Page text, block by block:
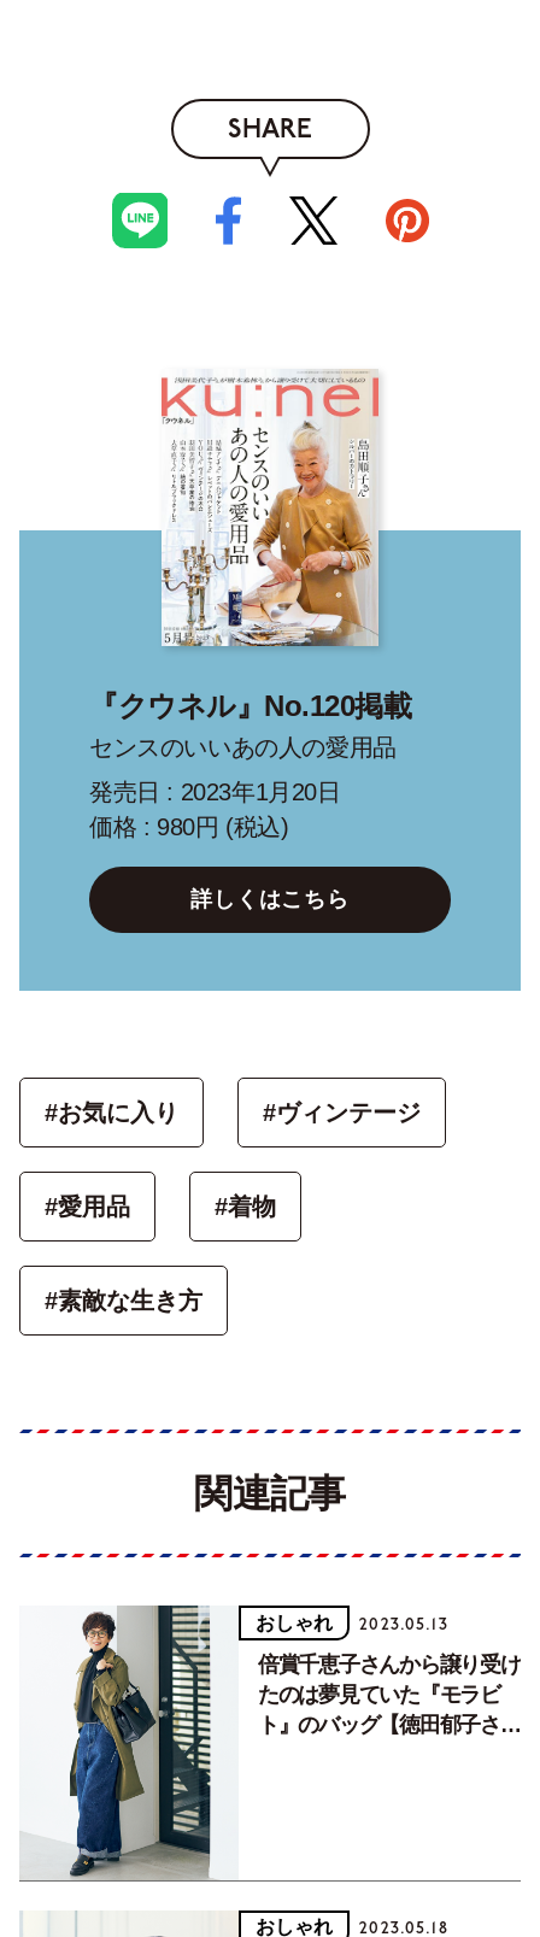
SHARE
『クウネル』No.120掲載
センスのいいあの人の愛用品
発売日 : 2023年1月20日
価格 : 980円 (税込)
詳しくはこちら
#お気に入り #ヴィンテージ
#愛用品 #着物
#素敵な生き方
関連記事
おしゃれ 2023.05.13
倍賞千恵子さんから譲り受け
たのは夢見ていた『モラビ
ト』のバッグ【徳田郁子さん
おしゃれ 2023.05.18